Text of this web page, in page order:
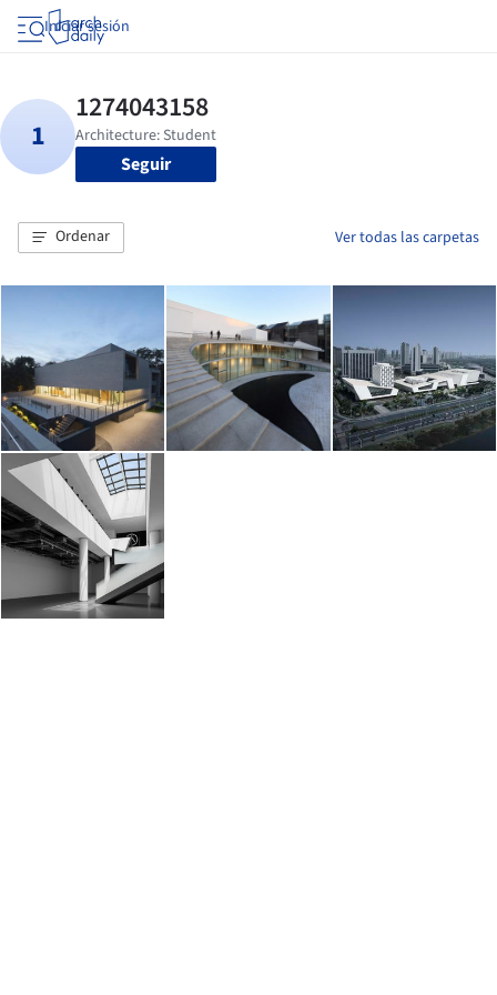
Iniciar sesión
Seguir
Ordenar Ver todas las carpetas